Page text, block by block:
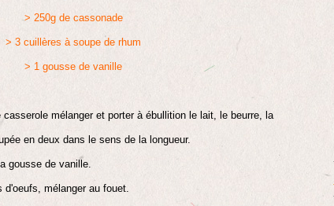
> 250g de cassonade
> 3 cuillères à soupe de rhum
> 1 gousse de vanille
casserole mélanger et porter à ébullition le lait, le beurre, la
en deux dans le sens de la longueur.
gousse de vanille.
mélanger au fouet.